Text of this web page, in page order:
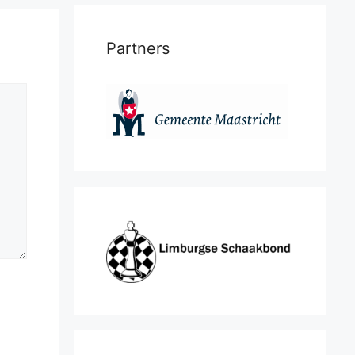
Partners